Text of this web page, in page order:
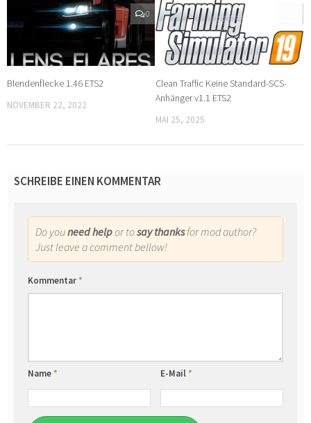
0
Blendenflecke 1.46 ETS2
NOVEMBER 22, 2022
Clean Traffic Keine Standard-SCS-
Anhänger v1.1 ETS2
MAI 25, 2025
SCHREIBE EINEN KOMMENTAR
Do youneed helpor tosay thanksfor mod author?
Just leave a comment bellow!
Kommentar*
Name* E-Mail*